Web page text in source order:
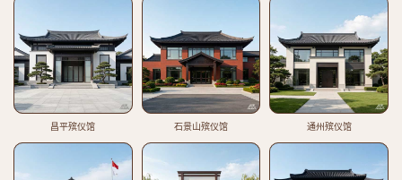
昌平殡仪馆 石景山殡仪馆 通州殡仪馆